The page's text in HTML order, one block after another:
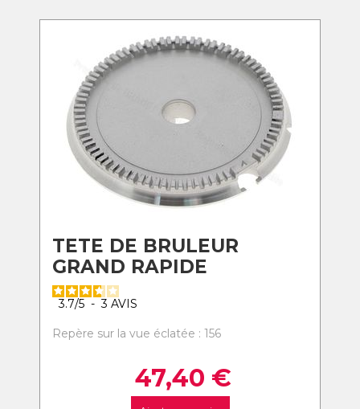
TETE DE BRULEUR
GRAND RAPIDE
3.7/5 - 3 AVIS
Repère sur la vue éclatée : 156
47,40 €